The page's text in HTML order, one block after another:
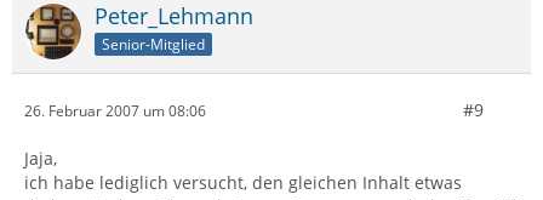
Peter_Lehmann
Senior-Mitglied
26. Februar 2007 um 08:06 #9
Jaja,
ich habe lediglich versucht, den gleichen Inhalt etwas